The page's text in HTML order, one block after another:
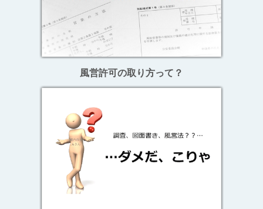
風営許可の取り方って？